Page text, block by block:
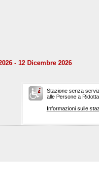
- 12 Dicembre 2026
Stazione senza
alle Persone a
Informazioni sulle